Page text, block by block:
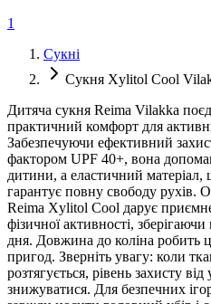
1
Сукні
Сукня Xylitol Cool
Дитяча сукня Reima Vilakka
практичний комфорт для
Забезпечуючи ефективний
фактором UPF 40+, вона
дитини, а еластичний матеріал,
гарантує повну свободу рухів.
Reima Xylitol Cool дарує
фізичної активності,
дня. Довжина до коліна робить
пригод. Зверніть увагу: коли
розтягується, рівень захисту
знижуватися. Для безпечних